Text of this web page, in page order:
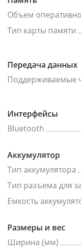
Объем
Тип карты памяти
Передача данных
Поддерживаемые
Интерфейсы
Bluetooth
Аккумулятор
Тип аккумулятора
Тип разъема для
Емкость
Размеры и вес
Ширина (мм)